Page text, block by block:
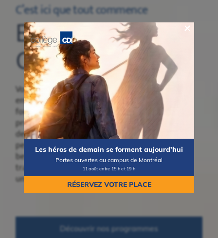
Les héros de demain se forment aujourd'hui
Portes ouvertes au campus de Montréal
11 août entre 15 h et 19 h
RÉSERVEZ VOTRE PLACE
C’est ici que tout commence
Bienvenue au
Collège CDI
Vous songez à
entreprendre une
formation collégiale ou
professionnelle? Découvrez
des programmes concrets,
pensés pour répondre aux
besoins du marché du
travail et vous mener vers
une carrière valorisante.
Découvrir nos programmes